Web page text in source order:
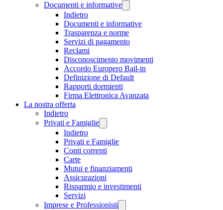
Documenti e informative
Indietro
Documenti e informative
Trasparenza e norme
Servizi di pagamento
Reclami
Disconoscimento movimenti
Accordo Europero Bail-in
Definizione di Default
Rapporti dormienti
Firma Elettronica Avanzata
La nostra offerta
Indietro
Privati e Famiglie
Indietro
Privati e Famiglie
Conti correnti
Carte
Mutui e finanziamenti
Assicurazioni
Risparmio e investimenti
Servizi
Imprese e Professionisti